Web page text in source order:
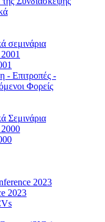
σεμινάρια
- Επιτροπές -
Φορείς
Σεμινάρια
2000
2023
2023